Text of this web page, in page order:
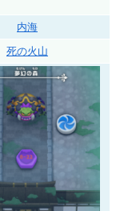
内海
死の火山